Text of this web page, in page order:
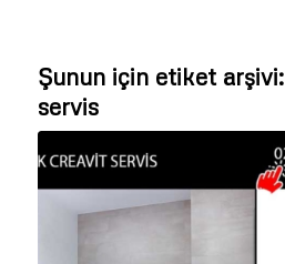
Şunun için etiket arşivi:
servis